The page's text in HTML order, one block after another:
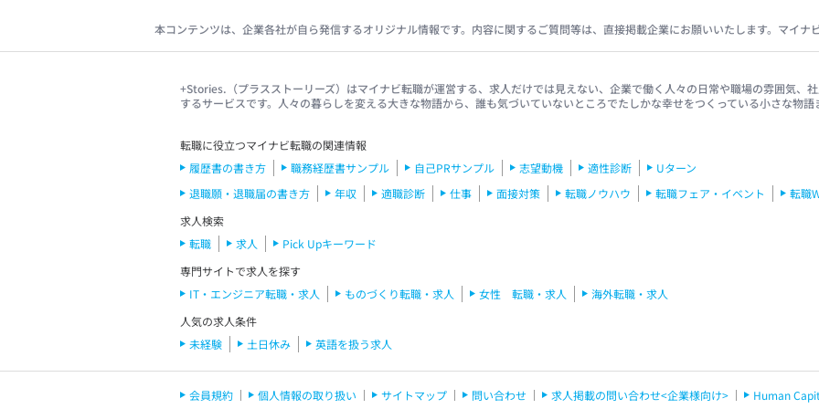
本コンテンツは、企業各社が自ら発信するオリジナル情報です。内容に関するご質問等は、直接掲載企業にお願いいたします。マイ
+Stories.（プラスストーリーズ）はマイナビ転職が運営する、求人だけでは見えない、企業で働く人々の日常や職場の雰囲気、
するサービスです。人々の暮らしを変える大きな物語から、誰も気づいていないところでたしかな幸せをつくっている小さな物
転職に役立つマイナビ転職の関連情報
履歴書の書き方
職務経歴書サンプル 自己PRサンプル 志望動機 適性診断
Uターン
退職願・退職届の書き方
年収 適職診断 仕事 面接対策 転職ノウハウ 転職フェア・イベント
転職
求人検索
転職
求人
Pick Upキーワード
専門サイトで求人を探す
IT・エンジニア転職・求人
ものづくり転職・求人 女性 転職・求人
海外転職・求人
人気の求人条件
未経験
土日休み 英語を扱う求人
会員規約 個人情報の取り扱い サイトマップ 問い合わせ 求人掲載の問い合わせ<企業様向け> Human